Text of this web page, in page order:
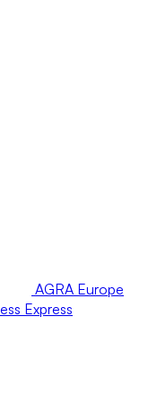
AGRA Europe
Express